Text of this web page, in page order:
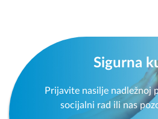
Sigurna
Prijavite nasilje nadležnoj
socijalni rad ili nas